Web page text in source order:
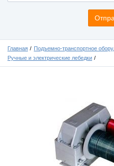
Главная
Подъемно-транспортное
Ручные и электрические лебедки